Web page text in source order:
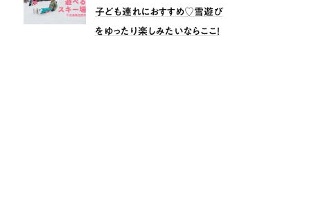
子ども連れにおすすめ♡雪遊び
をゆったり楽しみたいならここ！